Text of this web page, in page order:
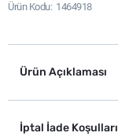
Ürün Kodu 1464918
Ürün Açıklaması
İptal İade Koşulları